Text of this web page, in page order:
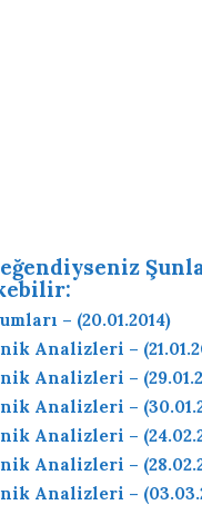
– (20.01.2014)
Analizleri –
Analizleri –
Analizleri –
Analizleri –
Analizleri –
Analizleri –